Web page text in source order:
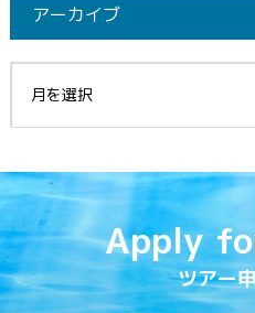
アーカイブ
Apply
ツアー